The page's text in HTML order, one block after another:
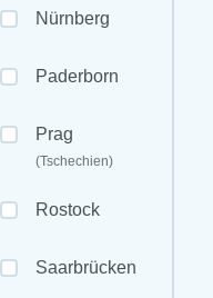
Nürnberg
Paderborn
Prag
(Tschechien)
Rostock
Saarbrücken